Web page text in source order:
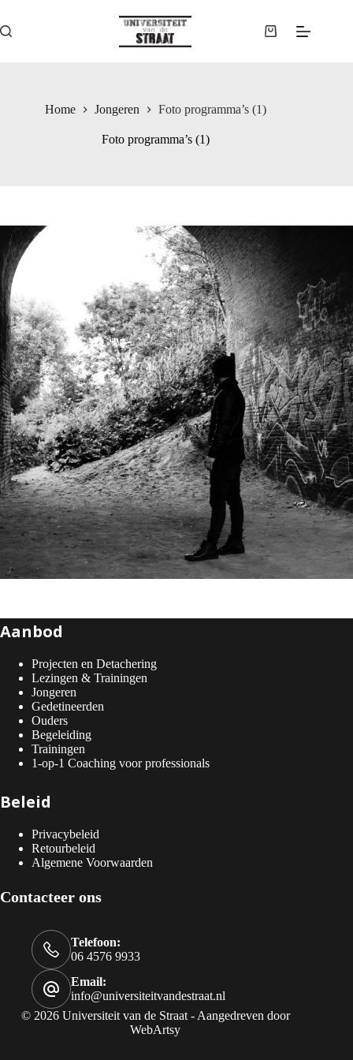
de
Winkelwagen
Home Jongeren Foto programma’s (1)
Foto programma’s (1)
Aanbod
Projecten en Detachering
Lezingen & Trainingen
Jongeren
Gedetineerden
Ouders
Begeleiding
Trainingen
1-op-1 Coaching voor professionals
Beleid
Privacybeleid
Retourbeleid
Algemene Voorwaarden
Contacteer ons
Telefoon:
06 4576 9933
Email:
info@universiteitvandestraat.nl
© 2026 Universiteit van de Straat - Aangedreven door
WebArtsy